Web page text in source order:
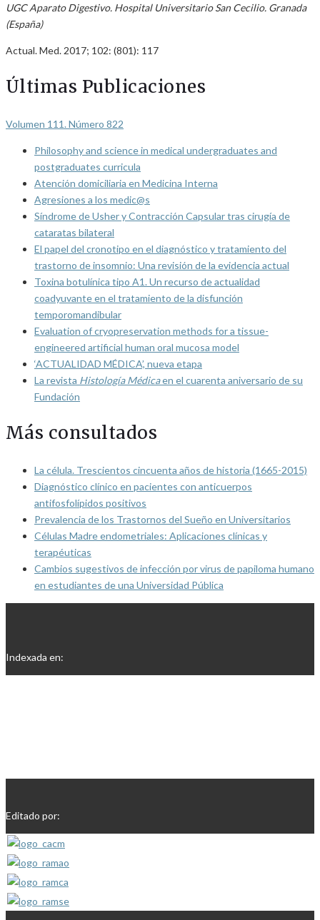
UGC Aparato Digestivo. Hospital Universitario San Cecilio. Granada
(España)
Actual. Med. 2017; 102: (801): 117
Últimas Publicaciones
Volumen 111. Número 822
Philosophy and science in medical undergraduates and
postgraduates curricula
Atención domiciliaria en Medicina Interna
Agresiones a los medic@s
Síndrome de Usher y Contracción Capsular tras cirugía de
cataratas bilateral
El papel del cronotipo en el diagnóstico y tratamiento del
trastorno de insomnio: Una revisión de la evidencia actual
Toxina botulínica tipo A1. Un recurso de actualidad
coadyuvante en el tratamiento de la disfunción
temporomandibular
Evaluation of cryopreservation methods for a tissue-
engineered artificial human oral mucosa model
‘ACTUALIDAD MÉDICA’, nueva etapa
La revista Histología Médicaen el cuarenta aniversario de su
Fundación
Más consultados
La célula. Trescientos cincuenta años de historia (1665-2015)
Diagnóstico clínico en pacientes con anticuerpos
antifosfolípidos positivos
Prevalencia de los Trastornos del Sueño en Universitarios
Células Madre endometriales: Aplicaciones clínicas y
terapéuticas
Cambios sugestivos de infección por virus de papiloma humano
en estudiantes de una Universidad Pública
Indexada en:
Editado por: